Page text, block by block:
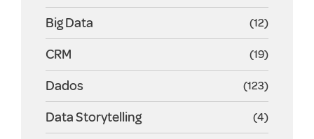
Big Data (12)
CRM (19)
Dados (123)
Data Storytelling (4)